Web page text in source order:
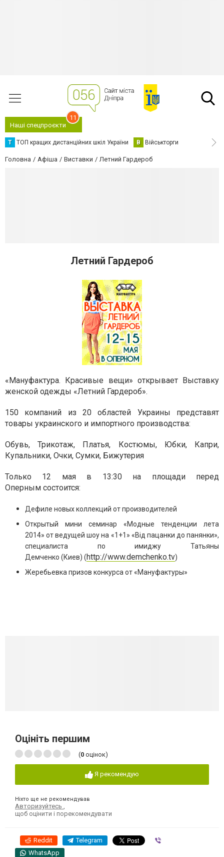
Наші спецпроєкти
11
Т ТОП кращих дистанційних шкіл України В Військторги
Головна Афіша Виставки Летний Гардероб
Летний Гардероб
«Мануфактура. Красивые вещи» открывает Выставку
женской одежды «Летний Гардероб».
150 компаний из 20 областей Украины представят
товары украинского и импортного производства:
Обувь, Трикотаж, Платья, Костюмы, Юбки, Капри,
Купальники, Очки, Сумки, Бижутерия
Только 12 мая в 13:30 на площади перед
Оперным состоится:
Дефиле новых коллекций от производителей
Открытый мини семинар «Модные тенденции лета
2014»отведущейшоу на «1+1» «Вiд пацанки до панянки»,
специалиста по имиджу Татьяны
Демченко (Киев) (http://www.demchenko.tv)
Жеребьевка призов конкурса от «Мануфактуры»
Оцініть першим
(0 оцінок)
Я рекомендую
Ніхто ще не рекомендував
Авторизуйтесь
щоб оцінити і порекомендувати
Reddit Telegram
WhatsApp